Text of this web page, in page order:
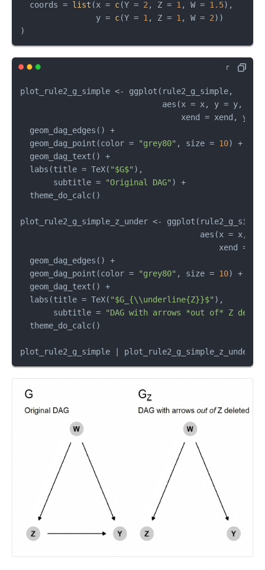
  coords
= list (x = c(Y = 2 , Z = 1 , W = 1.5) ,
                y
= c(Y = 1 , Z = 1 , W = 2) )
)
plot_rule2_g_simple <- ggplot ( rule2_g_simple,
                              aes
(x = x, y = y,
                                  xend
= xend ,
  geom_dag_edges
( )
+
  geom_dag_point
(color = "grey80" , size = 10)
+
  geom_dag_text
( )
+
  labs
(title = TeX( "$G$" ) ,
       subtitle
= "Original DAG" )
+
  theme_do_calc
( )
plot_rule2_g_simple_z_under <- ggplot (
                                      aes
(x = x,
                                          xend
=
  geom_dag_edges
( )
+
  geom_dag_point
(color = "grey80" , size = 10)
+
  geom_dag_text
( )
+
  labs
(title = TeX( "$G_{\\underline{Z}}$" ) ,
       subtitle
=
"DAG with arrows *out of* Z
  theme_do_calc
( )
plot_rule2_g_simple plot_rule2_g_simple_z_under